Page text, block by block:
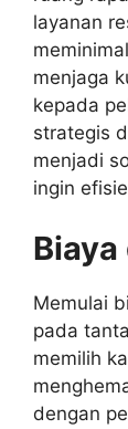
layanan
menjaga
kepada
strategis
menjadi
ingin
Memulai
pada
memilih
dengan